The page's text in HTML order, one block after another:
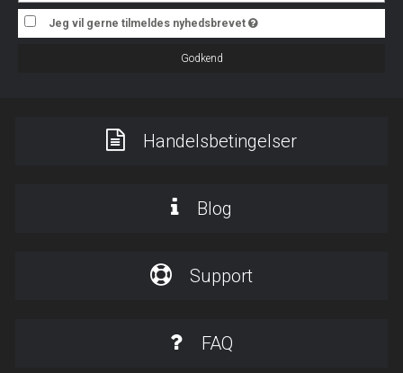
Jeg vil gerne tilmeldes nyhedsbrevet
Godkend
Handelsbetingelser
Blog
Support
FAQ